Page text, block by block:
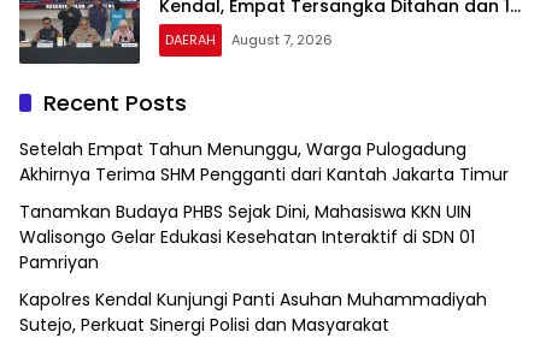
Kendal, Empat Tersangka Ditahan dan 17
DPO Diburu
DAERAH August 7, 2026
Recent Posts
Setelah Empat Tahun Menunggu, Warga Pulogadung
Akhirnya Terima SHM Pengganti dari Kantah Jakarta Timur
Tanamkan Budaya PHBS Sejak Dini, Mahasiswa KKN UIN
Walisongo Gelar Edukasi Kesehatan Interaktif di SDN 01
Pamriyan
Kapolres Kendal Kunjungi Panti Asuhan Muhammadiyah
Sutejo, Perkuat Sinergi Polisi dan Masyarakat